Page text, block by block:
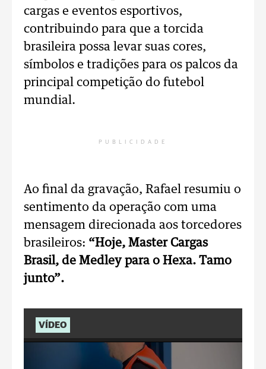
cargas e eventos esportivos,
contribuindo para que a torcida
brasileira possa levar suas cores,
símbolos e tradições para os palcos da
principal competição do futebol
mundial.
PUBLICIDADE
Ao final da gravação, Rafael resumiu o
sentimento da operação com uma
mensagem direcionada aos torcedores
brasileiros: “Hoje, Master Cargas
Brasil, de Medley para o Hexa. Tamo
junto”.
VÍDEO